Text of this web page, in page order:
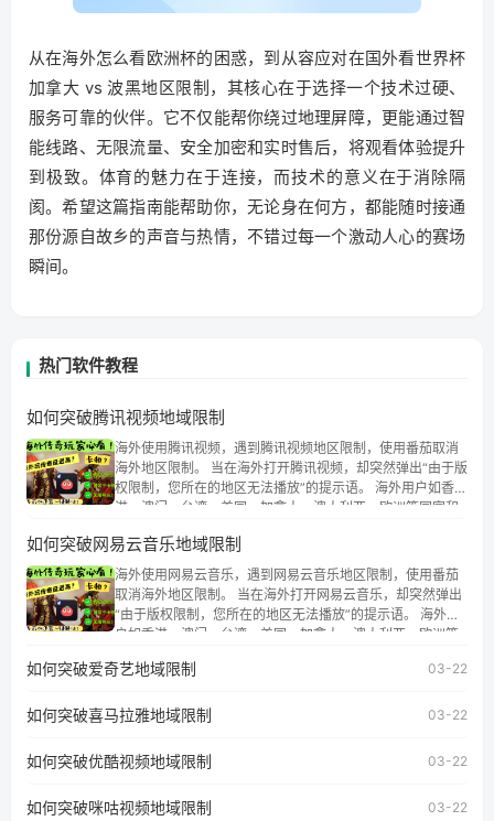
从在海外怎么看欧洲杯的困惑，到从容应对在国外看世界杯
加拿大 vs 波黑地区限制，其核心在于选择一个技术过硬、
服务可靠的伙伴。它不仅能帮你绕过地理屏障，更能通过智
能线路、无限流量、安全加密和实时售后，将观看体验提升
到极致。体育的魅力在于连接，而技术的意义在于消除隔
阂。希望这篇指南能帮助你，无论身在何方，都能随时接通
那份源自故乡的声音与热情，不错过每一个激动人心的赛场
瞬间。
热门软件教程
如何突破腾讯视频地域限制
海外使用腾讯视频，遇到腾讯视频地区限制，使用番茄取消
海外地区限制。 当在海外打开腾讯视频，却突然弹出“由于版
权限制，您所在的地区无法播放”的提示语。 海外用户如香
港、澳门、台湾、美国、加拿大、澳大利亚、欧洲等国家和
权限制问题，且仅能在中国大陆地区播放。 遇到这个问题的
朋友们，使用番茄回国加速器，即可解决「海外用户收听腾
讯视频地区版权限制」的问题，无论人在香港、澳门、台
湾、美国、加拿大、澳大利亚、欧洲等国家和地区工作、留
学、定居等，都可以使用，不再因地区和版权限制所困扰。
如何突破网易云音乐地域限制
海外使用网易云音乐，遇到网易云音乐地区限制，使用番茄
取消海外地区限制。 当在海外打开网易云音乐，却突然弹出
“由于版权限制，您所在的地区无法播放”的提示语。 海外用
户如香港、澳门、台湾、美国、加拿大、澳大利亚、欧洲等
地区及版权限制问题，且仅能在中国大陆地区播放。 遇到这
户收听网易云音乐地区版权限制」的问题，无论人在香港、
工作、留学、定居等，都可以使用，不再因地区和版权限制
所困扰。
如何突破爱奇艺地域限制 03-22
如何突破喜马拉雅地域限制 03-22
如何突破优酷视频地域限制 03-22
如何突破咪咕视频地域限制 03-22